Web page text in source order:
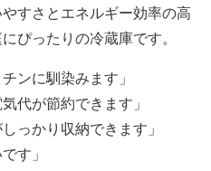
すさとエネルギー効率の高
ぴったりの冷蔵庫です。
ンに馴染みます」
代が節約できます」
っかり収納できます」
す」